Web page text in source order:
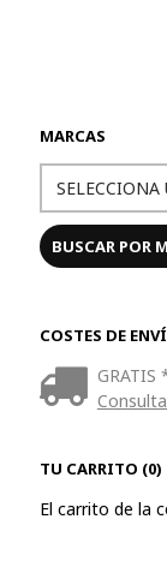
MARCAS
COSTES DE
GRATIS
TU CARRITO (0)
El carrito de la